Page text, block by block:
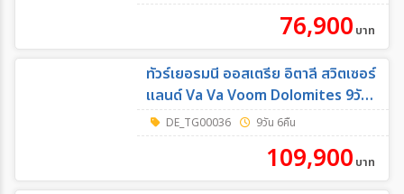
76,900 บาท
ทัวร์เยอรมนี ออสเตรีย อิตาลี สวิตเซอร์
แลนด์ Va Va Voom Dolomites 9วัน
6คืน (TG)
DE_TG00036 9วัน 6คืน
109,900 บาท